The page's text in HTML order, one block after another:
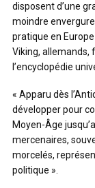
disposent d’une
moindre
pratique en
Viking, allemands,
l’encyclopédie
« Apparu dès
développer pour
Moyen-Âge
mercenaires,
morcelés,
politique ».